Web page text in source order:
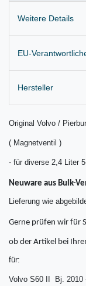
Weitere Details
EU-
Hersteller
Original Volvo /
( Magnetventil )
- für diverse 2,4 Liter
Neuware aus Bulk-
Lieferung wie
Gerne prüfen wir für
ob der Artikel bei
für:
Volvo S60 II Bj. 2010